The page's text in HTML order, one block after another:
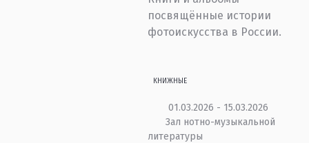
посвящённые истории
фотоискусства в России.
КНИЖНЫЕ
01.03.2026 - 15.03.2026
Зал нотно-музыкальной
литературы